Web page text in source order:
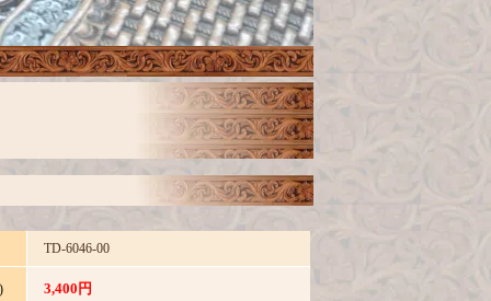
TD-6046-00
3,400円